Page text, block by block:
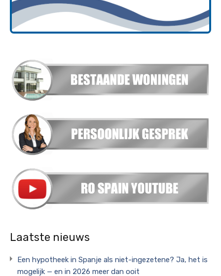
Laatste nieuws
Een hypotheek in Spanje als niet-ingezetene? Ja, het is
mogelijk — en in 2026 meer dan ooit